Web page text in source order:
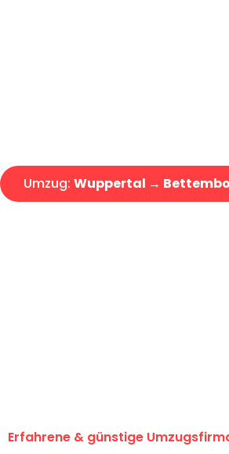
Umzug: Wuppertal →
Erfahrene & günstige